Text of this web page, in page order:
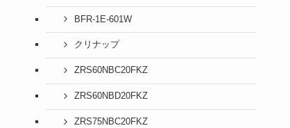
BFR-1E-601W
クリナップ
ZRS60NBC20FKZ
ZRS60NBD20FKZ
ZRS75NBC20FKZ